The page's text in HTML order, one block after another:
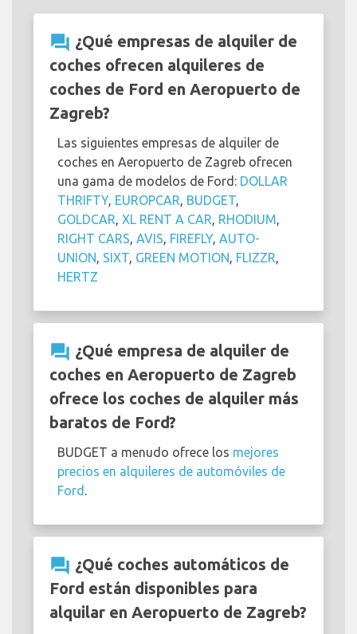
question_answer ¿Qué empresas de alquiler de
coches ofrecen alquileres de
coches de Ford en Aeropuerto de
Zagreb?
Las siguientes empresas de alquiler de
coches en Aeropuerto de Zagreb ofrecen
una gama de modelos de Ford: DOLLAR
THRIFTY, EUROPCAR, BUDGET,
GOLDCAR, XL RENT A CAR, RHODIUM,
RIGHT CARS, AVIS, FIREFLY, AUTO-
UNION, SIXT, GREEN MOTION, FLIZZR,
HERTZ
question_answer ¿Qué empresa de alquiler de
coches en Aeropuerto de Zagreb
ofrece los coches de alquiler más
baratos de Ford?
BUDGET a menudo ofrece los mejores
precios en alquileres de automóviles de
Ford .
question_answer ¿Qué coches automáticos de
Ford están disponibles para
alquilar en Aeropuerto de Zagreb?